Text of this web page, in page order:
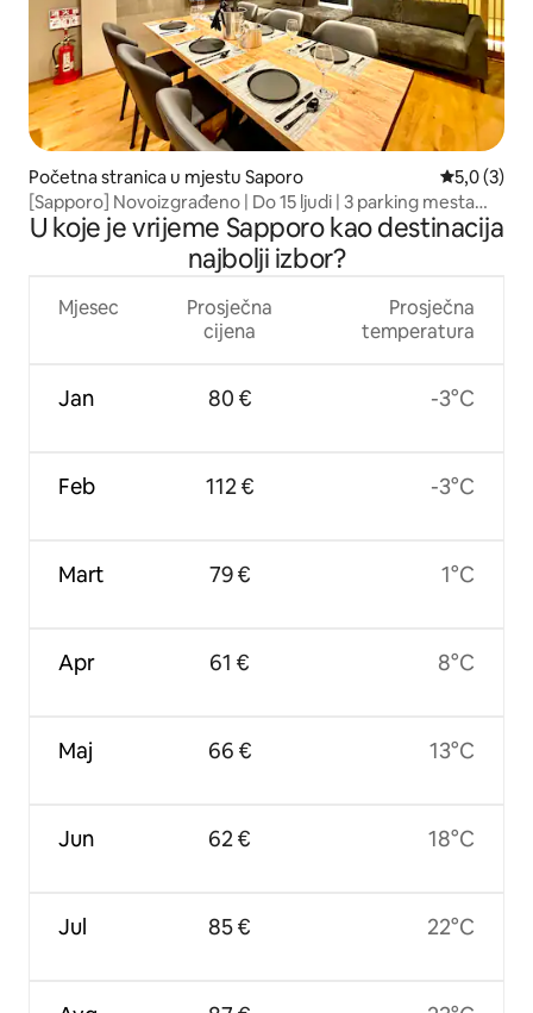
Početna stranica u mjestu Saporo prosječna
5,0 (3)
[Sapporo] Novoizgrađeno | Do 15 ljudi | 3 parking mesta
bez naknade | 10 minuta vožnje do stanice Sapporo | 9
minuta hoda do stanice Kita-24-jo | 10 kreveta |
Iznajmljivanje cele kuće
U koje je vrijeme Sapporo kao destinacija
najbolji izbor?
Mjesec
Jan
Feb
Mart
Apr
Maj
Jun
Jul
Prosječna
cijena
80 €
112 €
79 €
61 €
66 €
62 €
85 €
Prosječna
temperatura
-3°C
-3°C
1°C
8°C
13°C
18°C
22°C